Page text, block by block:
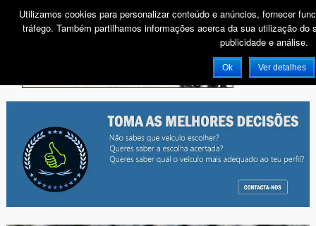
Utilizamos cookies para personalizar conteúdo e anúncios, fornecer
tráfego. Também partilhamos informações acerca da sua utilização
publicidade e análise.
Ok Ver detalhes